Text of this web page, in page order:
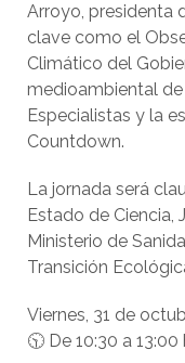
Arroyo, presidenta
clave como el
Climático del
medioambiental
Especialistas y la
Countdown.
La jornada será
Estado de Ciencia,
Ministerio de
Transición
Viernes, 31 de
🕥 De 10:30 a 13:00